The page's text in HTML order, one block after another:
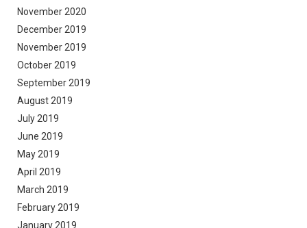
November 2020
December 2019
November 2019
October 2019
September 2019
August 2019
July 2019
June 2019
May 2019
April 2019
March 2019
February 2019
January 2019